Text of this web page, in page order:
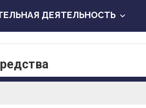
ДЕЯТЕЛЬНОСТЬ